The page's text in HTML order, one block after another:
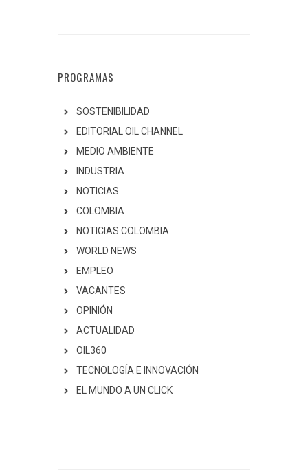
PROGRAMAS
SOSTENIBILIDAD
EDITORIAL OIL CHANNEL
MEDIO AMBIENTE
INDUSTRIA
NOTICIAS
COLOMBIA
NOTICIAS COLOMBIA
WORLD NEWS
EMPLEO
VACANTES
OPINIÓN
ACTUALIDAD
OIL360
TECNOLOGÍA E INNOVACIÓN
EL MUNDO A UN CLICK